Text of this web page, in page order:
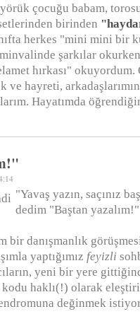
çocuğu babam,
birinden
herkes "mini mini bir
şarkılar
hırkası" okuyordum.
ve hayreti,
Hayatımda
"Yavaş yazın, saçınız
dedim "Baştan
bir danışmanlık
yaptığımız feyizli
yeni bir yere
haklı(!) olarak
değinmek